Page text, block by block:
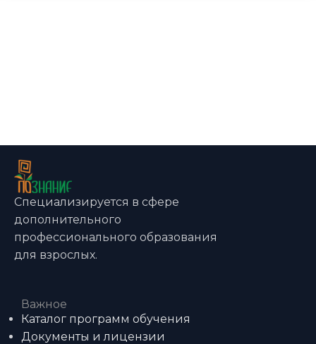
Специализируется в сфере
дополнительного
профессионального образования
для взрослых.
Важное
Каталог программ обучения
Документы и лицензии